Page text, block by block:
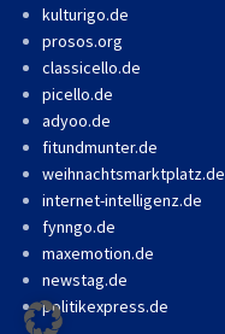
kulturigo.de
prosos.org
classicello.de
picello.de
adyoo.de
fitundmunter.de
weihnachtsmarktplatz.de
internet-intelligenz.de
fynngo.de
maxemotion.de
newstag.de
politikexpress.de